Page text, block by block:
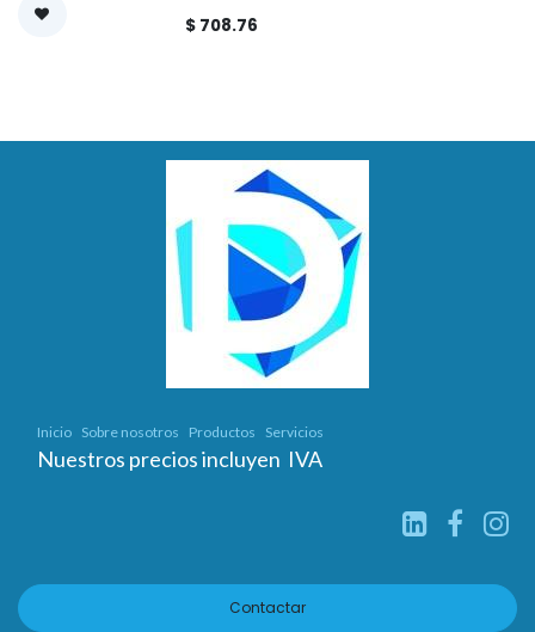
$ 708.76
Inicio Sobre nosotros Productos Servicios
Nuestros precios incluyen IVA
Contactar